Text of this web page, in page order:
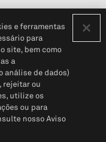
cliente (em inglês)
S&P Global
e ferramentas
para
site, bem como
a
análise de dados)
rejeitar ou
utilize os
ou para
nosso Aviso